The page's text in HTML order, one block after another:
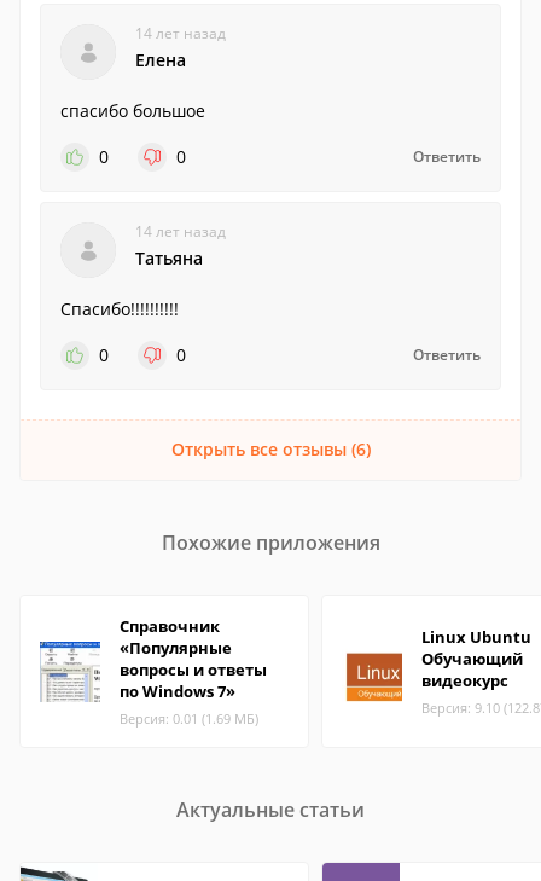
14 лет назад
Елена
спасибо большое
0
0 Ответить
14 лет назад
Татьяна
Спасибо!!!!!!!!!!
0
0 Ответить
Открыть все отзывы (6)
Похожие приложения
Справочник
«Популярные
вопросы и ответы
по Windows 7»
Версия: 0.01 (1.69 МБ)
Linux Ubuntu
Обучающий
видеокурс
Версия: 9.10
Актуальные статьи